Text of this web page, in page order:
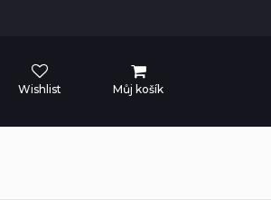
Wishlist Můj košík